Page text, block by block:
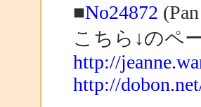
■No24872
こちら↓のペ
http://
http://